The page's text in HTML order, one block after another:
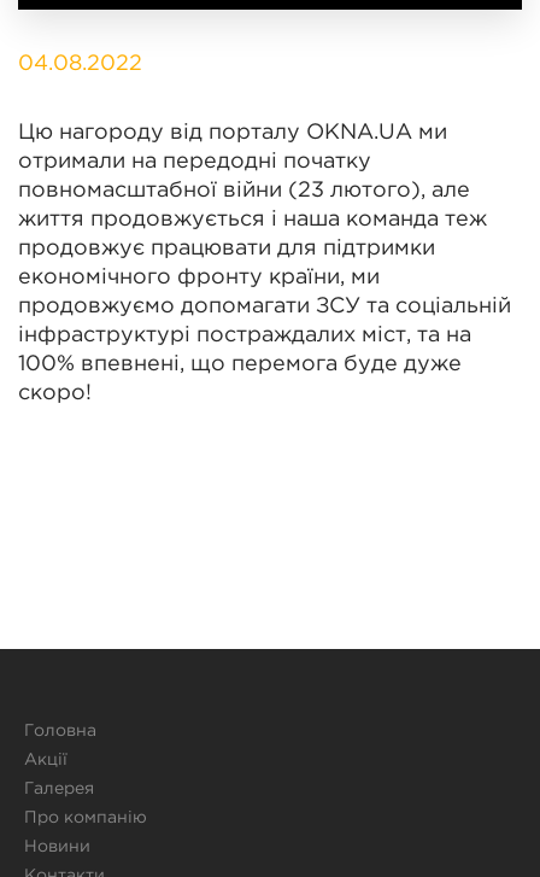
04.08.2022
Цю нагороду від порталу OKNA.UA ми
отримали на передодні початку
повномасштабної війни (23 лютого), але
життя продовжується і наша команда теж
продовжує працювати для підтримки
економічного фронту країни, ми
продовжуємо допомагати ЗСУ та соціальній
інфраструктурі постраждалих міст, та на
100% впевнені, що перемога буде дуже
скоро!
Головна
Акції
Галерея
Про компанію
Новини